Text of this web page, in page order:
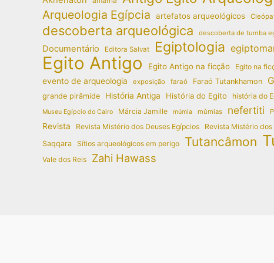
Arqueologia Egípcia artefatos arqueológicos
descoberta arqueológica descoberta de tumba
Documentário Editora Salvat Egiptologia
Egito Antigo Egito Antigo na ficção Egito na
evento de arqueologia exposição faraó Faraó Tutankhamon
grande pirâmide História Antiga História do Egito história do
Museu Egípcio do Cairo Márcia Jamille múmia múmias nefertiti
Revista Revista Mistério dos Deuses Egípcios
Revista Mistério
Saqqara Sítios arqueológicos em perigo Tutancâmon
Vale dos Reis Zahi Hawass